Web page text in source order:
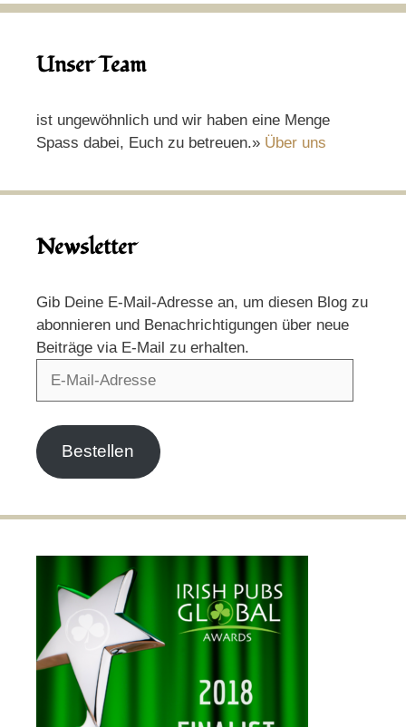
Unser Team
ist ungewöhnlich und wir haben eine Menge
Spass dabei, Euch zu betreuen.» Über uns
Newsletter
Gib Deine E-Mail-Adresse an, um diesen Blog zu
abonnieren und Benachrichtigungen über neue
Beiträge via E-Mail zu erhalten.
Bestellen